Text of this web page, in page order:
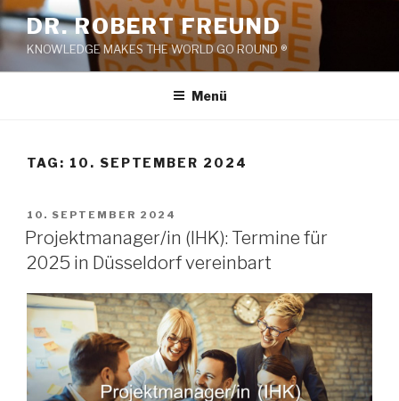
Zum
Inhalt
springen
DR. ROBERT FREUND
KNOWLEDGE MAKES THE WORLD GO ROUND ®
Menü
TAG: 10. SEPTEMBER 2024
VERÖFFENTLICHT
AM
10. SEPTEMBER 2024
Projektmanager/in (IHK): Termine für
2025 in Düsseldorf vereinbart